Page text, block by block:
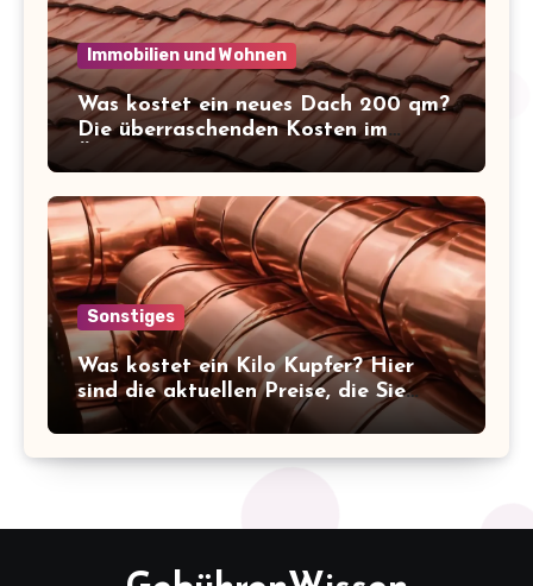
Immobilien und Wohnen
Was kostet ein neues Dach 200 qm?
Die überraschenden Kosten im
Überblick!
Sonstiges
Was kostet ein Kilo Kupfer? Hier
sind die aktuellen Preise, die Sie
kennen sollten!